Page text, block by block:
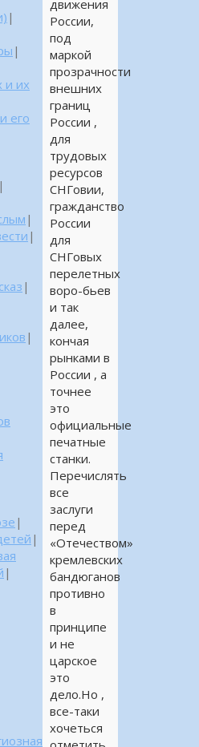
движения
России,
под
маркой
прозрачности
внешних
границ
России ,
для
трудовых
ресурсов
СНГовии,
гражданство
России
для
СНГовых
перелетных
воро-бьев
и так
далее,
кончая
рынками в
России , а
точнее
это
официальные
печатные
станки.
Перечислять
все
заслуги
перед
«Отечеством»
кремлевских
бандюганов
противно
в
принципе
и не
царское
это
дело.Но ,
все-таки
хочеться
|
|
и их
его
|
|
|
|
|
|
|
|